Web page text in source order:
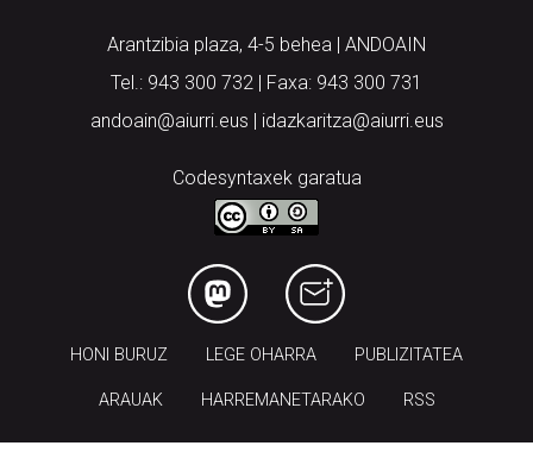
Arantzibia plaza, 4-5 behea | ANDOAIN
Tel.: 943 300 732 | Faxa: 943 300 731
andoain@aiurri.eus | idazkaritza@aiurri.eus
Codesyntaxek garatua
HONI BURUZ LEGE OHARRA PUBLIZITATEA
ARAUAK HARREMANETARAKO RSS